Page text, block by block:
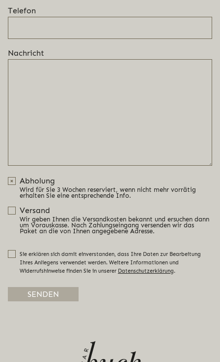
Telefon
Nachricht
Abholung
Wird für Sie 3 Wochen reserviert, wenn nicht mehr vorrätig
erhalten Sie eine entsprechende Info.
Versand
Wir geben Ihnen die Versandkosten bekannt und ersuchen dann
um Vorauskasse. Nach Zahlungseingang versenden wir das
Paket an die von Ihnen angegebene Adresse.
Sie erklären sich damit einverstanden, dass Ihre Daten zur Bearbeitung
Ihres Anliegens verwendet werden. Weitere Informationen und
Widerrufshinweise finden Sie in unserer Datenschutzerklärung.